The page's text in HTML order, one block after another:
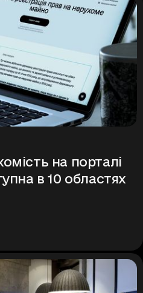
на порталі
в 10 областях